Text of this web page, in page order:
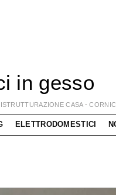
in gesso
CASA -
ELETTRODOMESTICI